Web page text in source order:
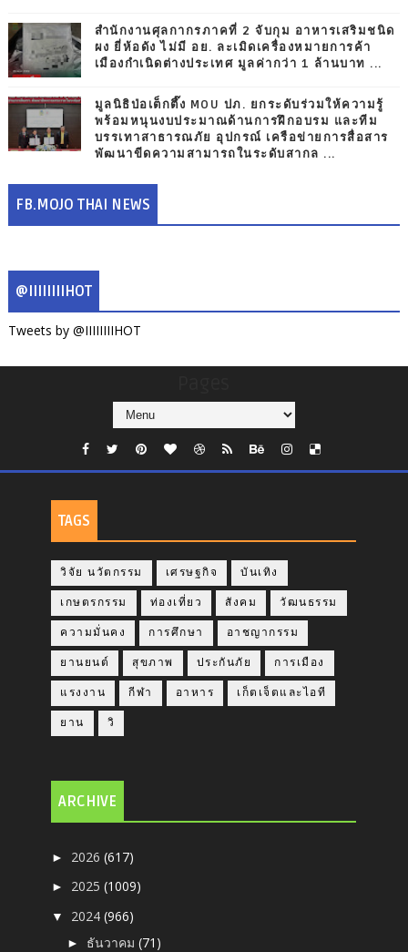
สำนักงานศุลกากรภาคที่ 2 จับกุม อาหารเสริมชนิด
ผง ยี่ห้อดัง ไม่มี อย. ละเมิดเครื่องหมายการค้า
เมืองกำเนิดต่างประเทศ มูลค่ากว่า 1 ล้านบาท ...
มูลนิธิป่อเต็กตึ๊ง MOU ปภ. ยกระดับร่วมให้ความรู้
พร้อมหนุนงบประมาณด้านการฝึกอบรม และทีม
บรรเทาสาธารณภัย อุปกรณ์ เครือข่ายการสื่อสาร
พัฒนาขีดความสามารถในระดับสากล ...
FB.MOJO THAI NEWS
@IIIIIIIIHOT
Tweets by @IIIIIIIIHOT
TAGS
วิจัย นวัตกรรม เศรษฐกิจ บันเทิง
เกษตรกรรม ท่องเที่ยว สังคม วัฒนธรรม
ความมั่นคง การศึกษา อาชญากรรม
ยานยนต์ สุขภาพ ประกันภัย การเมือง
แรงงาน กีฬา อาหาร เก็ตเจ็ตและไอที
ยาน วิ
ARCHIVE
► 2026(617)
► 2025(1009)
▼ 2024(966)
► ธันวาคม(71)